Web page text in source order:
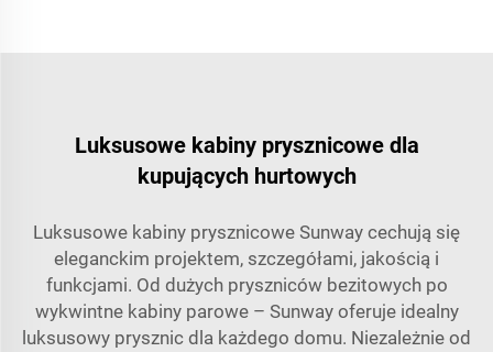
Luksusowe kabiny prysznicowe dla
kupujących hurtowych
Luksusowe kabiny prysznicowe Sunway cechują się
eleganckim projektem, szczegółami, jakością i
funkcjami. Od dużych pryszniców bezitowych po
wykwintne kabiny parowe – Sunway oferuje idealny
luksusowy prysznic dla każdego domu. Niezależnie od